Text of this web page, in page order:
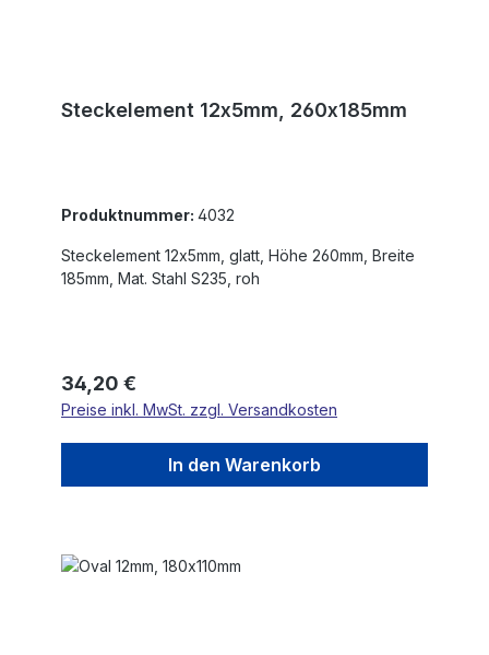
Steckelement 12x5mm, 260x185mm
Produktnummer: 4032
Steckelement 12x5mm, glatt, Höhe 260mm, Breite
185mm, Mat. Stahl S235, roh
Regulärer Preis:
34,20 €
Preise inkl. MwSt. zzgl. Versandkosten
In den Warenkorb